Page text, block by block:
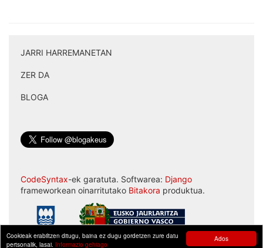
Ados
Cookieak erabiltzen ditugu, baina ez dugu gordetzen zure datu
pertsonalik, lasai. Informazio gehiago
JARRI HARREMANETAN
ZER DA
BLOGA
CodeSyntax-ek garatuta. Softwarea: Django
frameworkean oinarritutako Bitakora produktua.